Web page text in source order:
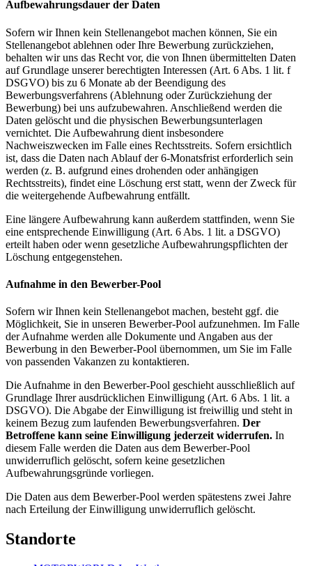
Aufbewahrungsdauer der Daten
Sofern wir Ihnen kein Stellenangebot machen können, Sie ein
Stellenangebot ablehnen oder Ihre Bewerbung zurückziehen,
behalten wir uns das Recht vor, die von Ihnen übermittelten Daten
auf Grundlage unserer berechtigten Interessen (Art. 6 Abs. 1 lit. f
DSGVO) bis zu 6 Monate ab der Beendigung des
Bewerbungsverfahrens (Ablehnung oder Zurückziehung der
Bewerbung) bei uns aufzubewahren. Anschließend werden die
Daten gelöscht und die physischen Bewerbungsunterlagen
vernichtet. Die Aufbewahrung dient insbesondere
Nachweiszwecken im Falle eines Rechtsstreits. Sofern ersichtlich
ist, dass die Daten nach Ablauf der 6-Monatsfrist erforderlich sein
werden (z. B. aufgrund eines drohenden oder anhängigen
Rechtsstreits), findet eine Löschung erst statt, wenn der Zweck für
die weitergehende Aufbewahrung entfällt.
Eine längere Aufbewahrung kann außerdem stattfinden, wenn Sie
eine entsprechende Einwilligung (Art. 6 Abs. 1 lit. a DSGVO)
erteilt haben oder wenn gesetzliche Aufbewahrungspflichten der
Löschung entgegenstehen.
Aufnahme in den Bewerber-Pool
Sofern wir Ihnen kein Stellenangebot machen, besteht ggf. die
Möglichkeit, Sie in unseren Bewerber-Pool aufzunehmen. Im Falle
der Aufnahme werden alle Dokumente und Angaben aus der
Bewerbung in den Bewerber-Pool übernommen, um Sie im Falle
von passenden Vakanzen zu kontaktieren.
Die Aufnahme in den Bewerber-Pool geschieht ausschließlich auf
Grundlage Ihrer ausdrücklichen Einwilligung (Art. 6 Abs. 1 lit. a
DSGVO). Die Abgabe der Einwilligung ist freiwillig und steht in
keinem Bezug zum laufenden Bewerbungsverfahren. Der
Betroffene kann seine Einwilligung jederzeit widerrufen. In
diesem Falle werden die Daten aus dem Bewerber-Pool
unwiderruflich gelöscht, sofern keine gesetzlichen
Aufbewahrungsgründe vorliegen.
Die Daten aus dem Bewerber-Pool werden spätestens zwei Jahre
nach Erteilung der Einwilligung unwiderruflich gelöscht.
Standorte